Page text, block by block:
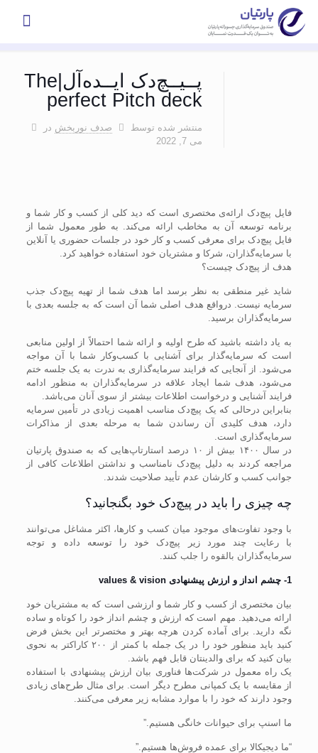
پــیــچ‌دک ایــده‌آل|The
perfect Pitch deck
منتشر شده توسط صدف نوربخش در
می 7, 2022
فایل پیچ‌دک ارائه‌ی مختصری است که دید کلی از کسب و کار شما و
برنامه توسعه آن به مخاطب ارائه می‌کند. به طور معمول شما از
فایل پیچ‌دک برای معرفی کسب و کار خود در جلسات حضوری یا آنلاین
با سرمایه‌گذاران، شرکا و مشتریان خود استفاده خواهید کرد.
هدف از پیچ‌دک چیست؟
شاید غیر منطقی به نظر برسد اما هدف شما از تهیه پیچ‌دک جذب
سرمایه نیست. درواقع هدف اصلی شما آن است که به جلسه بعدی با
سرمایه‌گذاران برسید.
به یاد داشته باشید که طرح اولیه و ارائه شما احتمالاً از اولین منابعی
است که سرمایه‌گذار برای آشنایی با کسب‌وکار شما با آن مواجه
می‌شود. از آنجایی که فرایند سرمایه‌گذاری به ندرت به یک جلسه ختم
می‌شود، هدف شما ایجاد علاقه در سرمایه‌گذاران به منظور ادامه
فرایند آشنایی و درخواست اطلاعات بیشتر از سوی آنان می‌باشد.
بنابراین درحالی که یک پیچ‌دک مناسب اهمیت زیادی در تأمین سرمایه
دارد، هدف کلیدی آن رساندن شما به مرحله بعدی از مذاکرات
سرمایه‌گذاری است.
در سال ۱۴۰۰ بیش از ۱۰ درصد استارتاپ‌هایی که به صندوق پارتیان
مراجعه کردند به دلیل پیچ‌دک نامناسب و نداشتن اطلاعات کافی از
جوانب کسب و کارشان عدم تأیید صلاحیت شدند.
چه چیزی را باید در پیچ‌دک خود بگنجانید؟
با وجود تفاوت‌های موجود میان کسب و کار‌ها، اکثر مشاغل می‌توانند
با رعایت چند مورد زیر پیچ‌دک خود را توسعه داده و توجه
سرمایه‌گذاران بالقوه را جلب کنند.
1- چشم انداز و ارزش پیشنهادی values & vision
بیان مختصری از کسب و کار شما و ارزشی است که به مشتریان خود
ارائه می‌دهید. مهم است که ارزش و چشم انداز خود را کوتاه و ساده
نگه دارید. برای آماده کردن هرچه بهتر و مختصرتر این بخش فرض
کنید باید منظور خود را در یک جمله با کمتر از ۲۰۰ کاراکتر به نحوی
بیان کنید که برای والدینتان قابل فهم باشد.
یک راه معمول در شرکت‌ها فناوری بیان ارزش پیشنهادی با استفاده
از مقایسه با یک کمپانی مطرح دیگر است. برای مثال طرح‌های زیادی
وجود دارند که خود را با موارد مشابه زیر معرفی می‌کنند.
ما اسنپ برای حیوانات خانگی هستیم.”
“ما دیجیکالا برای عمده فروش‌ها هستیم.”